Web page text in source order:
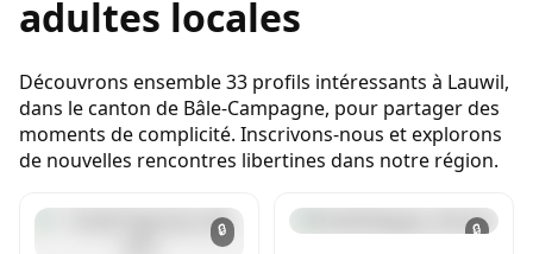
adultes locales
Découvrons ensemble 33 profils intéressants à Lauwil,
dans le canton de Bâle-Campagne, pour partager des
moments de complicité. Inscrivons-nous et explorons
de nouvelles rencontres libertines dans notre région.
🔒 🔒